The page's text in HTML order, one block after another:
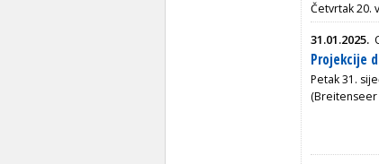
Četvrtak 20.
31.01.2025.
Projekcije
Petak 31.
(Breitenseer